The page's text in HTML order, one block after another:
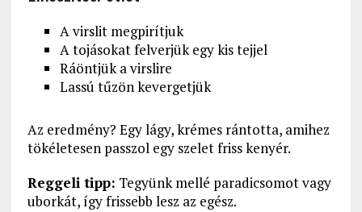
A virslit megpirítjuk
A tojásokat felverjük egy kis tejjel
Ráöntjük a virslire
Lassú tűzön kevergetjük
Az eredmény? Egy lágy, krémes rántotta, amihez
tökéletesen passzol egy szelet friss kenyér.
Reggeli tipp: Tegyünk mellé paradicsomot vagy
uborkát, így frissebb lesz az egész.